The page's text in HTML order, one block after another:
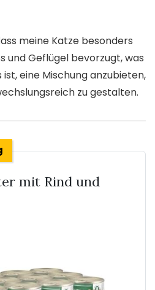
meine Katze besonders
und Geflügel bevorzugt, was
eine Mischung anzubieten,
zu gestalten.
mit Rind und